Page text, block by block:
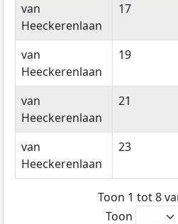
van
Heeckerenlaan
17
van
Heeckerenlaan
19
van
Heeckerenlaan
21
van
Heeckerenlaan
23
Toon 1 tot 8
Toon